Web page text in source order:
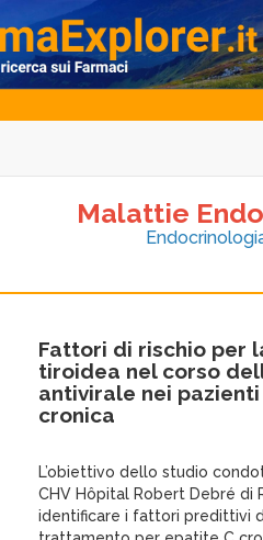
Malattie
Fattori di rischio per
tiroidea nel corso
antivirale nei
cronica
L’obiettivo dello studio
CHV Hôpital Robert Debré di
identificare i fattori predittivi